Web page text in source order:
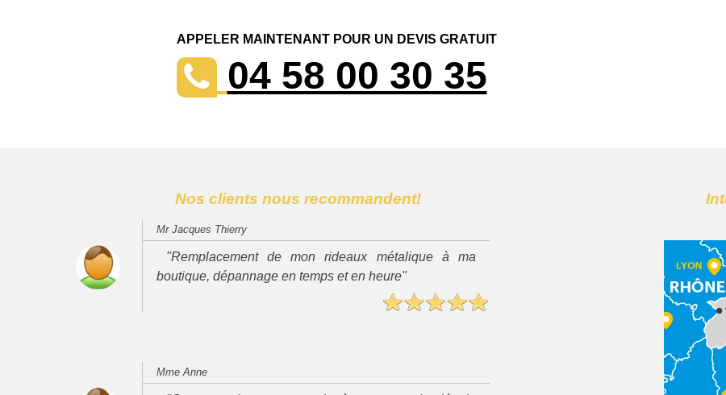
APPELER MAINTENANT POUR UN DEVIS GRATUIT
04 58 00 30 35
Nos clients nous recommandent!
Mr Jacques Thierry
"Remplacement de mon rideaux métalique à ma
boutique, dépannage en temps et en heure"
Mme Anne